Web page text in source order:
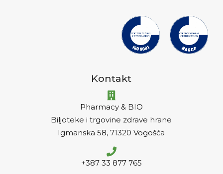
Kontakt
Pharmacy & BIO
Biljoteke i trgovine zdrave hrane
Igmanska 58, 71320 Vogošća
+387 33 877 765